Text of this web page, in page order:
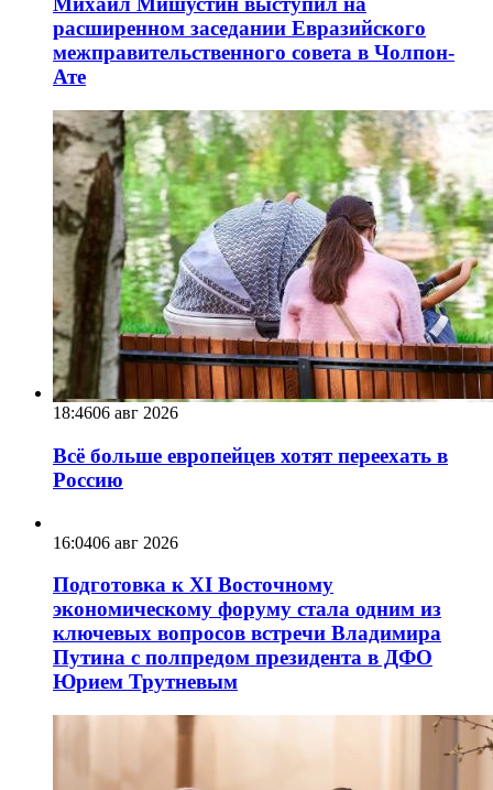
расширенном заседании Евразийского
межправительственного совета в Чолпон-
Ате
18:4606 авг 2026
Всё больше европейцев хотят переехать в
Россию
16:0406 авг 2026
Подготовка к XI Восточному
экономическому форуму стала одним из
ключевых вопросов встречи Владимира
Путина с полпредом президента в ДФО
Юрием Трутневым